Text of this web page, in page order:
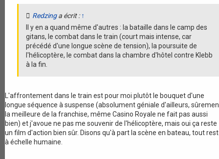
Redzinga écrit : ↑
Il y en a quand même d'autres : la bataille dans le camp des
gitans, le combat dans le train (court mais intense, car
précédé d'une longue scène de tension), la poursuite de
l'hélicoptère, le combat dans la chambre d'hôtel contre Klebb
à la fin.
L'affrontement dans le train est pour moi plutôt le bouquet d'une
longue séquence à suspense (absolument géniale d'ailleurs,
la meilleure de la franchise, même Casino Royale ne fait pas aussi
bien) et j'avoue ne pas me souvenir de l'hélicoptère, mais oui ça reste
un film d'action bien sûr. Disons qu'à part la scène en bateau, tout
à échelle humaine.